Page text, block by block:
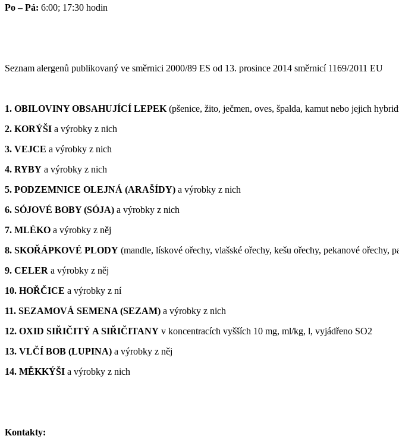
Po – Pá: 6:00; 17:30 hodin
Seznam alergenů publikovaný ve směrnici 2000/89 ES od 13. prosince 2014 směrnicí 1169/2011 EU
1. OBILOVINY OBSAHUJÍCÍ LEPEK (pšenice, žito, ječmen, oves, špalda, kamut nebo jejich
2. KORÝŠI a výrobky z nich
3. VEJCE a výrobky z nich
4. RYBY a výrobky z nich
5. PODZEMNICE OLEJNÁ (ARAŠÍDY) a výrobky z nich
6. SÓJOVÉ BOBY (SÓJA) a výrobky z nich
7. MLÉKO a výrobky z něj
8. SKOŘÁPKOVÉ PLODY (mandle, lískové ořechy, vlašské ořechy, kešu ořechy, pekanové ořechy,
9. CELER a výrobky z něj
10. HOŘČICE a výrobky z ní
11. SEZAMOVÁ SEMENA (SEZAM) a výrobky z nich
12. OXID SIŘIČITÝ A SIŘIČITANY v koncentracích vyšších 10 mg, ml/kg, l, vyjádřeno SO2
13. VLČÍ BOB (LUPINA) a výrobky z něj
14. MĚKKÝŠI a výrobky z nich
Kontakty: